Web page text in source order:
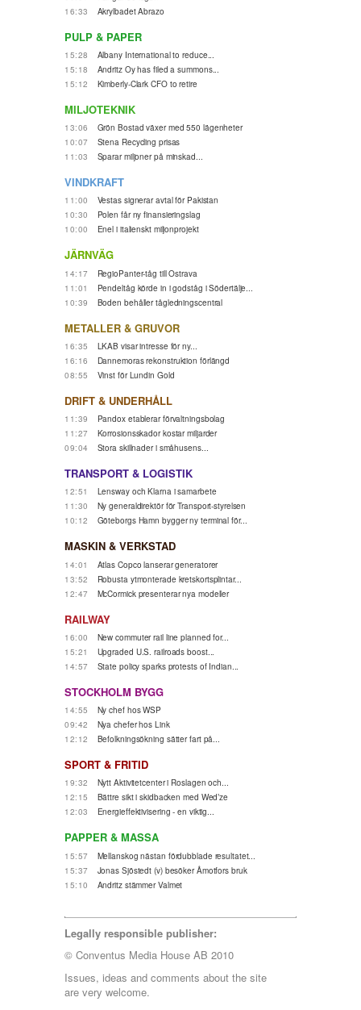
16:33
Akrylbadet Abrazo
PULP & PAPER
15:28
Albany International to reduce...
15:18
Andritz Oy has filed a summons...
15:12
Kimberly-Clark CFO to retire
MILJOTEKNIK
13:06
Grön Bostad växer med 550 lägenheter
10:07
Stena Recycling prisas
11:03
Sparar miljoner på minskad...
VINDKRAFT
11:00
Vestas signerar avtal för Pakistan
10:30
Polen får ny finansieringslag
10:00
Enel i italienskt miljonprojekt
JÄRNVÄG
14:17
RegioPanter-tåg till Ostrava
11:01
Pendeltåg körde in i godståg i Södertälje...
10:39
Boden behåller tågledningscentral
METALLER & GRUVOR
16:35
LKAB visar intresse för ny...
16:16
Dannemoras rekonstruktion förlängd
08:55
Vinst för Lundin Gold
DRIFT & UNDERHÅLL
11:39
Pandox etablerar förvaltningsbolag
11:27
Korrosionsskador kostar miljarder
09:04
Stora skillnader i småhusens...
TRANSPORT & LOGISTIK
12:51
Lensway och Klarna i samarbete
11:30
Ny generaldirektör för Transport-styrelsen
10:12
Göteborgs Hamn bygger ny terminal för...
MASKIN & VERKSTAD
14:01
Atlas Copco lanserar generatorer
13:52
Robusta ytmonterade kretskortsplintar...
12:47
McCormick presenterar nya modeller
RAILWAY
16:00
New commuter rail line planned for...
15:21
Upgraded U.S. railroads boost...
14:57
State policy sparks protests of Indian...
STOCKHOLM BYGG
14:55
Ny chef hos WSP
09:42
Nya chefer hos Link
12:12
Befolkningsökning sätter fart på...
SPORT & FRITID
19:32
Nytt Aktivitetcenter i Roslagen och...
12:15
Bättre sikt i skidbacken med Wed’ze
12:03
Energieffektivisering - en viktig...
PAPPER & MASSA
15:57
Mellanskog nästan fördubblade resultatet...
15:37
Jonas Sjöstedt (v) besöker Åmotfors bruk
15:10
Andritz stämmer Valmet
Legally responsible publisher:
© Conventus Media House AB 2010
Issues, ideas and comments about the site
are very welcome.